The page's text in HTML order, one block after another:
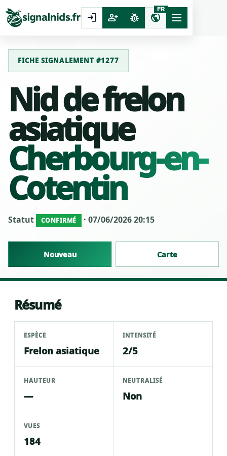
login person_add pest_control public
FR
FICHE SIGNALEMENT #1277
Nid de frelon
asiatique
Cherbourg-en-
Cotentin
Statut CONFIRMÉ · 07/06/2026 20:15
Nouveau Carte
Résumé
ESPÈCE
Frelon asiatique
INTENSITÉ
2/5
HAUTEUR
—
NEUTRALISÉ
Non
VUES
184